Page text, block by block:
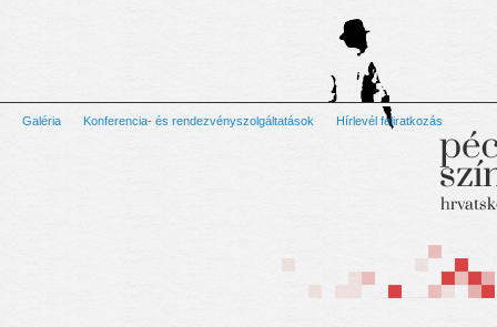
Galéria Konferencia- és rendezvényszolgáltatások Hírlevél feliratkozás